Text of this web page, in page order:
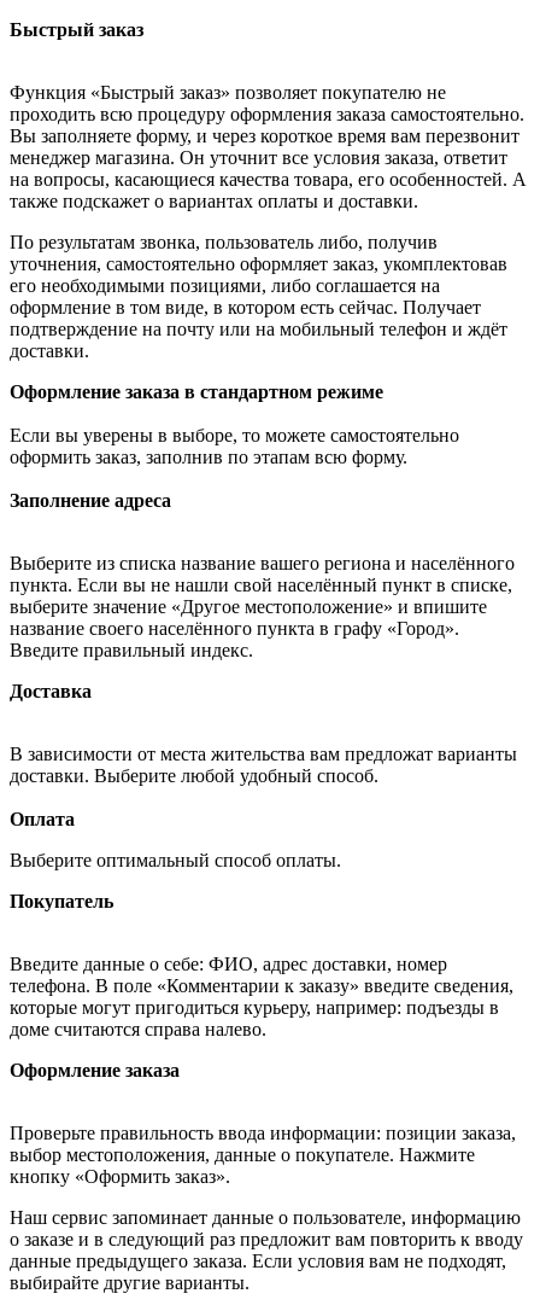
Быстрый заказ
Функция «Быстрый заказ» позволяет покупателю не
проходить всю процедуру оформления заказа самостоятельно.
Вы заполняете форму, и через короткое время вам перезвонит
менеджер магазина. Он уточнит все условия заказа, ответит
на вопросы, касающиеся качества товара, его особенностей. А
также подскажет о вариантах оплаты и доставки.
По результатам звонка, пользователь либо, получив
уточнения, самостоятельно оформляет заказ, укомплектовав
его необходимыми позициями, либо соглашается на
оформление в том виде, в котором есть сейчас. Получает
подтверждение на почту или на мобильный телефон и ждёт
доставки.
Оформление заказа в стандартном режиме
Если вы уверены в выборе, то можете самостоятельно
оформить заказ, заполнив по этапам всю форму.
Заполнение адреса
Выберите из списка название вашего региона и населённого
пункта. Если вы не нашли свой населённый пункт в списке,
выберите значение «Другое местоположение» и впишите
название своего населённого пункта в графу «Город».
Введите правильный индекс.
Доставка
В зависимости от места жительства вам предложат варианты
доставки. Выберите любой удобный способ.
Оплата
Выберите оптимальный способ оплаты.
Покупатель
Введите данные о себе: ФИО, адрес доставки, номер
телефона. В поле «Комментарии к заказу» введите сведения,
которые могут пригодиться курьеру, например: подъезды в
доме считаются справа налево.
Оформление заказа
Проверьте правильность ввода информации: позиции заказа,
выбор местоположения, данные о покупателе. Нажмите
кнопку «Оформить заказ».
Наш сервис запоминает данные о пользователе, информацию
о заказе и в следующий раз предложит вам повторить к вводу
данные предыдущего заказа. Если условия вам не подходят,
выбирайте другие варианты.